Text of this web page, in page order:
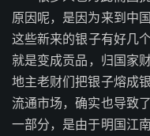
原因呢，是因为来到中
这些新来的银子有好几
就是变成贡品，归国家
地主老财们把银子熔成
流通市场，确实也导致
一部分，是由于明国江